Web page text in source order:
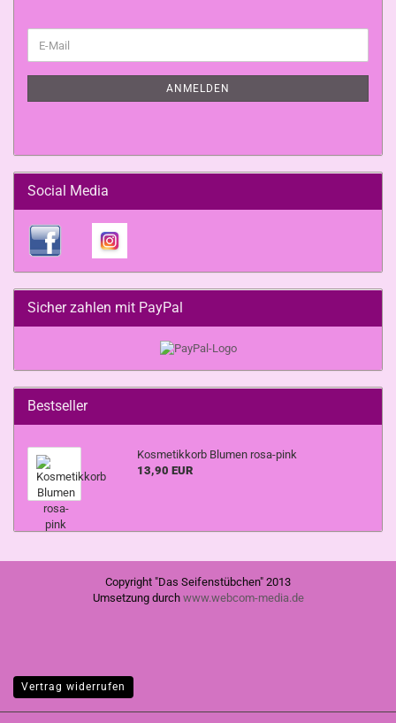
ZUR
E-
Mail
ANMELDEN
Social Media
Sicher zahlen mit PayPal
Bestseller
Kosmetikkorb Blumen rosa-pink
13,90 EUR
Copyright "Das Seifenstübchen" 2013
Umsetzung durch www.webcom-media.de
Vertrag widerrufen